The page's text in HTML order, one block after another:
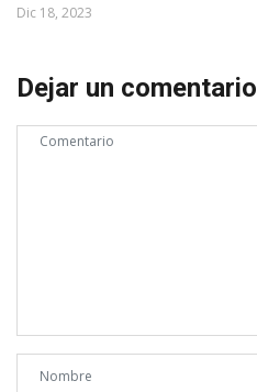
Dic 18, 2023
Dejar un comentario